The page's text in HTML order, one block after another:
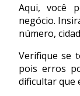
Aqui, você
negócio.
número,
Verifique se
pois erros
dificultar que